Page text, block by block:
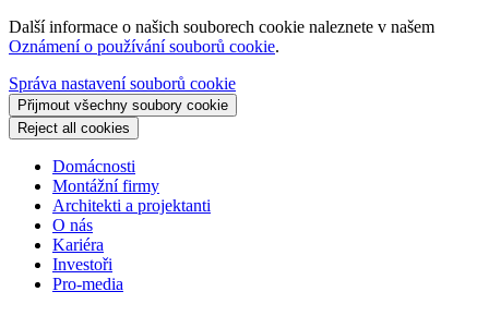
Další informace o našich souborech cookie naleznete v našem
Oznámení o používání souborů cookie.
Správa nastavení souborů cookie
Přijmout všechny soubory cookie
Reject all cookies
Domácnosti
Montážní firmy
Architekti a projektanti
O nás
Kariéra
Investoři
Pro-media